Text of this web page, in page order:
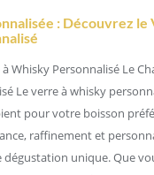
: Découvrez le
Whisky Personnalisé Le
Le verre à whisky
pour votre boisson
raffinement et
dégustation unique. Que